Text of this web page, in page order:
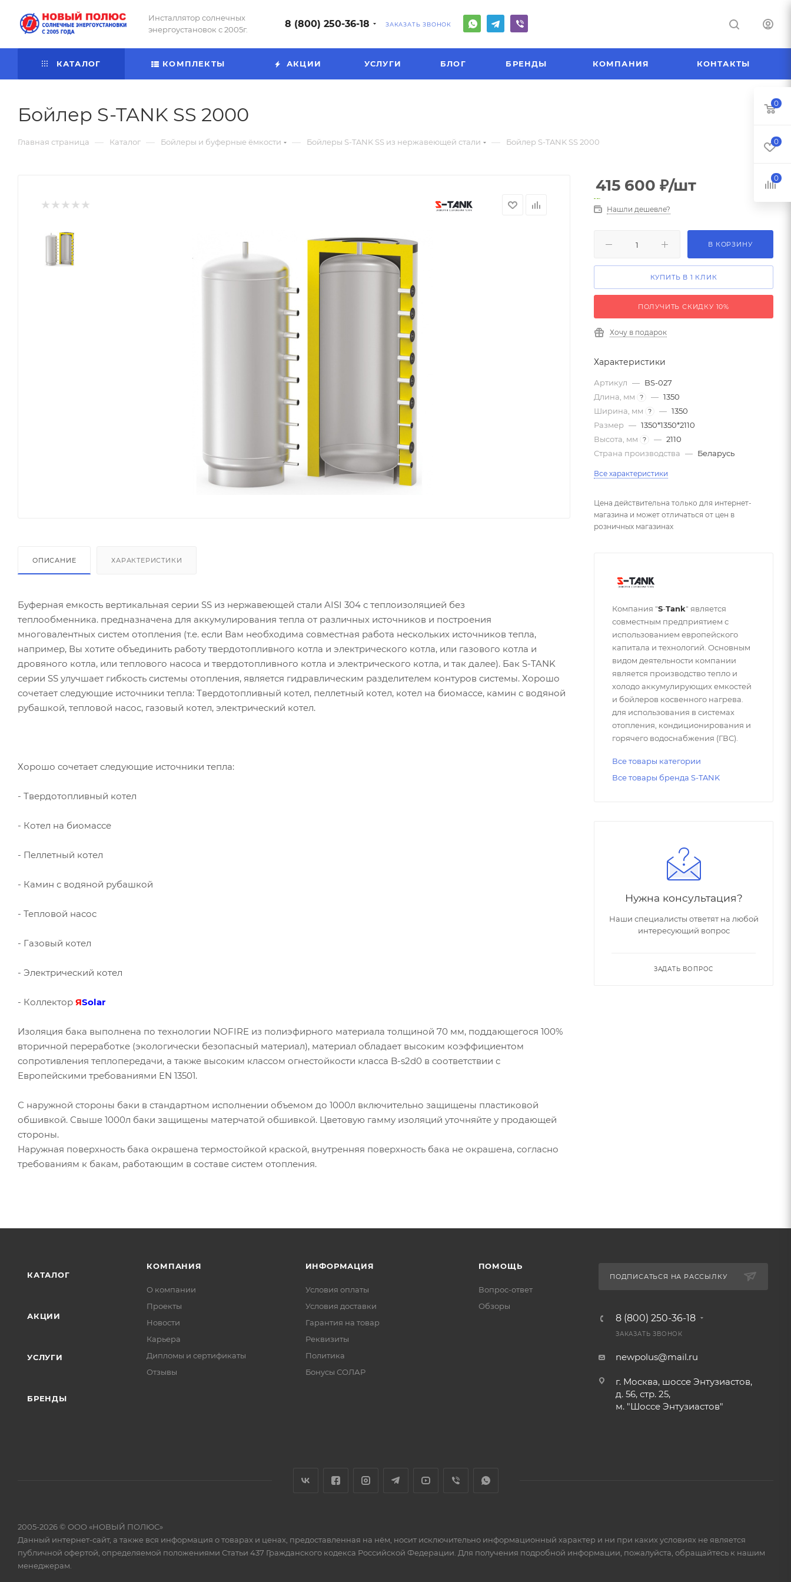
Инсталлятор солнечных
энергоустановок с 2005г.
8 (800) 250-36-18 ЗАКАЗАТЬ ЗВОНОК
КАТАЛОГ КОМПЛЕКТЫ АКЦИИ УСЛУГИ БЛОГ БРЕНДЫ КОМПАНИЯ КОНТАКТЫ
Бойлер S-TANK SS 2000
Главная страница — Каталог — Бойлеры и буферные ёмкости — Бойлеры S-TANK SS из нержавеющей стали — Бойлер S-TANK SS 2000
ОПИСАНИЕ ХАРАКТЕРИСТИКИ
Буферная емкость вертикальная серии SS из нержавеющей стали AISI 304 с теплоизоляцией без
теплообменника. предназначена для аккумулирования тепла от различных источников и построения
многовалентных систем отопления (т.е. если Вам необходима совместная работа нескольких источников тепла,
например, Вы хотите объединить работу твердотопливного котла и электрического котла, или газового котла и
дровяного котла, или теплового насоса и твердотопливного котла и электрического котла, и так далее). Бак S-TANK
серии SS улучшает гибкость системы отопления, является гидравлическим разделителем контуров системы. Хорошо
сочетает следующие источники тепла: Твердотопливный котел, пеллетный котел, котел на биомассе, камин с водяной
рубашкой, тепловой насос, газовый котел, электрический котел.
Хорошо сочетает следующие источники тепла:
- Твердотопливный котел
- Котел на биомассе
- Пеллетный котел
- Камин с водяной рубашкой
- Тепловой насос
- Газовый котел
- Электрический котел
- Коллектор ЯSolar
Изоляция бака выполнена по технологии NOFIRE из полиэфирного материала толщиной 70 мм, поддающегося 100%
вторичной переработке (экологически безопасный материал), материал обладает высоким коэффициентом
сопротивления теплопередачи, а также высоким классом огнестойкости класса B-s2d0 в соответствии с
Европейскими требованиями EN 13501.
С наружной стороны баки в стандартном исполнении объемом до 1000л включительно защищены пластиковой
обшивкой. Свыше 1000л баки защищены матерчатой обшивкой. Цветовую гамму изоляций уточняйте у продающей
стороны.
Наружная поверхность бака окрашена термостойкой краской, внутренняя поверхность бака не окрашена, согласно
требованиям к бакам, работающим в составе систем отопления.
415 600 ₽/шт
Нашли дешевле?
В КОРЗИНУ
КУПИТЬ В 1 КЛИК
ПОЛУЧИТЬ СКИДКУ 10%
Хочу в подарок
Характеристики
Артикул — BS-027
Длина, мм
? — 1350
Ширина, мм
? — 1350
Размер — 1350*1350*2110
Высота, мм
? — 2110
Страна производства — Беларусь
Все характеристики
Цена действительна только для интернет-
магазина и может отличаться от цен в
розничных магазинах
Компания "S-Tank" является
совместным предприятием с
использованием европейского
капитала и технологий. Основным
видом деятельности компании
является производство тепло и
холодо аккумулирующих емкостей
и бойлеров косвенного нагрева.
для использования в системах
отопления, кондиционирования и
горячего водоснабжения (ГВС).
Все товары категории
Все товары бренда S-TANK
Нужна консультация?
Наши специалисты ответят на любой
интересующий вопрос
ЗАДАТЬ ВОПРОС
КАТАЛОГ
АКЦИИ
УСЛУГИ
БРЕНДЫ
КОМПАНИЯ
О компании
Проекты
Новости
Карьера
Дипломы и сертификаты
Отзывы
ИНФОРМАЦИЯ
Условия оплаты
Условия доставки
Гарантия на товар
Реквизиты
Политика
Бонусы СОЛАР
ПОМОЩЬ
Вопрос-ответ
Обзоры
ПОДПИСАТЬСЯ НА РАССЫЛКУ
8 (800) 250-36-18
ЗАКАЗАТЬ ЗВОНОК
newpolus@mail.ru
г. Москва, шоссе Энтузиастов,
д. 56, стр. 25,
м. "Шоссе Энтузиастов"
2005-2026 © ООО «НОВЫЙ ПОЛЮС»
Данный интернет-сайт, а также вся информация о товарах и ценах, предоставленная на нём, носит исключительно информационный характер и ни при каких условиях не является
публичной офертой, определяемой положениями Статьи 437 Гражданского кодекса Российской Федерации. Для получения подробной информации, пожалуйста, обращайтесь к нашим
менеджерам.
0
0
0